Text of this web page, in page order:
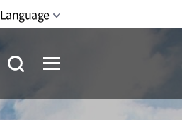
Language